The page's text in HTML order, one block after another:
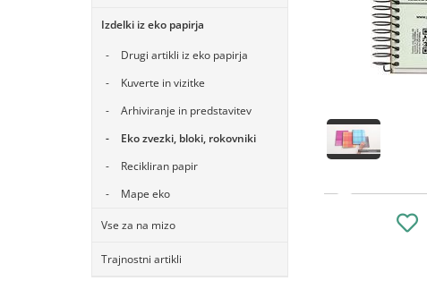
Izdelki iz eko papirja
Drugi artikli iz eko papirja
Kuverte in vizitke
Arhiviranje in predstavitev
Eko zvezki, bloki, rokovniki
Recikliran papir
Mape eko
Vse za na mizo
Trajnostni artikli